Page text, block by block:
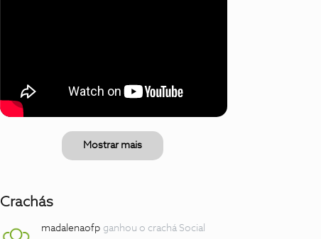
Mostrar mais
Crachás
madalenaofp ganhou o crachá Social